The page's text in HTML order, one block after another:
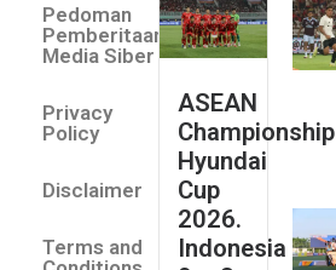
Pedoman
Pemberitaan
Media Siber
Privacy
Policy
Disclaimer
Terms and
ASEAN
Championship
Hyundai
Cup
2026.
Indonesia